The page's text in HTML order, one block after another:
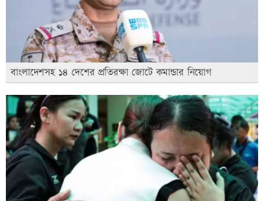
বাংলাদেশসহ ১৪ দেশের প্রতিরক্ষা জোটে কমান্ডার নিয়োগ